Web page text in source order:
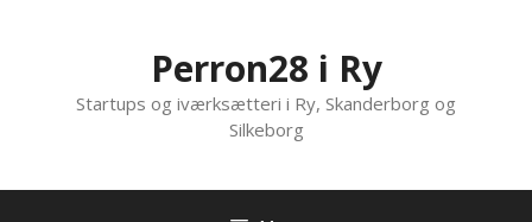
Perron28 i Ry
Startups og iværksætteri i Ry, Skanderborg og
Silkeborg